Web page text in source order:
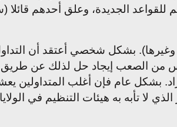
الجديدة، وعلق أحدهم قائلا
وتنضم الخطوة الأخيرة إلى كثير من الإجراءات السخيفة (مثل استخدام رافعة مالية على الذهب 1:1 وغيرها).
من الصعب إيجاد حل لذلك عن طريق
بشكل عام فإن أغلب المتداولين
لا تأبه به هيئات التنظيم في